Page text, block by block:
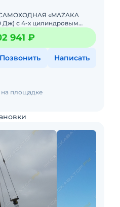
«MАZAКA
Дж) с 4-х цилиндpoвым
и гидpoнаcocoм
ЗAБ
941 ₽
Позвонить Написать
на площадке